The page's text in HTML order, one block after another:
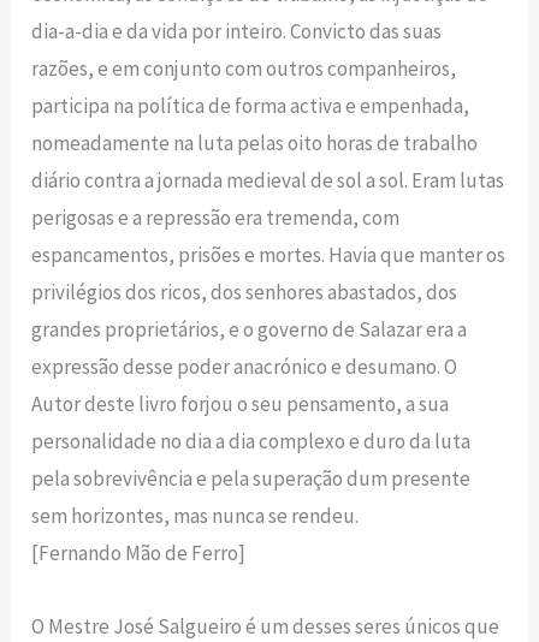
dia-a-dia e da vida por inteiro. Convicto das suas
razões, e em conjunto com outros companheiros,
participa na política de forma activa e empenhada,
nomeadamente na luta pelas oito horas de trabalho
diário contra a jornada medieval de sol a sol. Eram lutas
perigosas e a repressão era tremenda, com
espancamentos, prisões e mortes. Havia que manter os
privilégios dos ricos, dos senhores abastados, dos
grandes proprietários, e o governo de Salazar era a
expressão desse poder anacrónico e desumano. O
Autor deste livro forjou o seu pensamento, a sua
personalidade no dia a dia complexo e duro da luta
pela sobrevivência e pela superação dum presente
sem horizontes, mas nunca se rendeu.
[Fernando Mão de Ferro]
O Mestre José Salgueiro é um desses seres únicos que